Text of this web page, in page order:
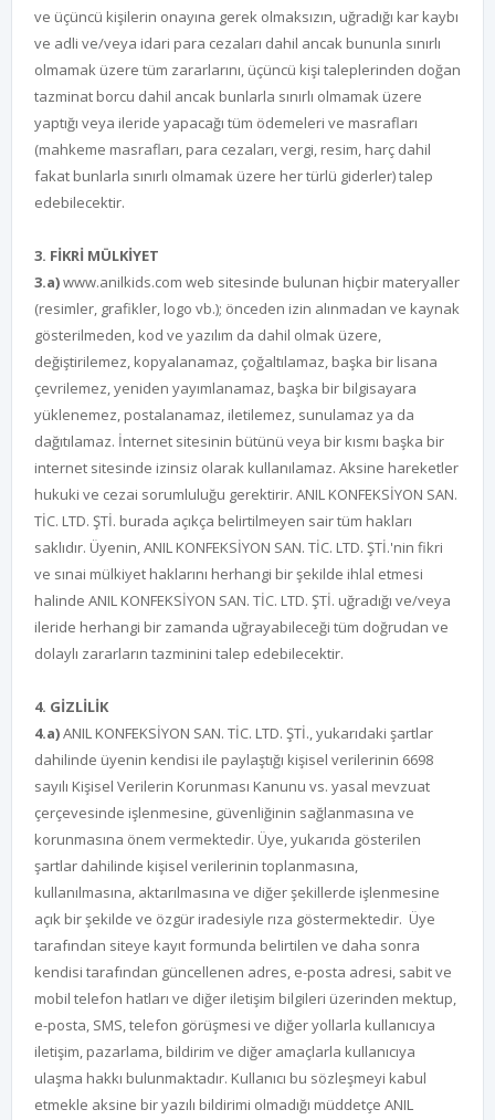
ve üçüncü kişilerin onayına gerek olmaksızın, uğradığı kar kaybı
ve adli ve/veya idari para cezaları dahil ancak bununla sınırlı
olmamak üzere tüm zararlarını, üçüncü kişi taleplerinden doğan
tazminat borcu dahil ancak bunlarla sınırlı olmamak üzere
yaptığı veya ileride yapacağı tüm ödemeleri ve masrafları
(mahkeme masrafları, para cezaları, vergi, resim, harç dahil
fakat bunlarla sınırlı olmamak üzere her türlü giderler) talep
edebilecektir.
3. FİKRİ MÜLKİYET
3.a)www.anilkids.com web sitesinde bulunan hiçbir materyaller
(resimler, grafikler, logo vb.); önceden izin alınmadan ve kaynak
gösterilmeden, kod ve yazılım da dahil olmak üzere,
değiştirilemez, kopyalanamaz, çoğaltılamaz, başka bir lisana
çevrilemez, yeniden yayımlanamaz, başka bir bilgisayara
yüklenemez, postalanamaz, iletilemez, sunulamaz ya da
dağıtılamaz. İnternet sitesinin bütünü veya bir kısmı başka bir
internet sitesinde izinsiz olarak kullanılamaz. Aksine hareketler
hukuki ve cezai sorumluluğu gerektirir. ANIL KONFEKSİYON SAN.
TİC. LTD. ŞTİ. burada açıkça belirtilmeyen sair tüm hakları
saklıdır. Üyenin, ANIL KONFEKSİYON SAN. TİC. LTD. ŞTİ.'nin fikri
ve sınai mülkiyet haklarını herhangi bir şekilde ihlal etmesi
halinde ANIL KONFEKSİYON SAN. TİC. LTD. ŞTİ. uğradığı ve/veya
ileride herhangi bir zamanda uğrayabileceği tüm doğrudan ve
dolaylı zararların tazminini talep edebilecektir.
4. GİZLİLİK
4.a)ANIL KONFEKSİYON SAN. TİC. LTD. ŞTİ., yukarıdaki şartlar
dahilinde üyenin kendisi ile paylaştığı kişisel verilerinin 6698
sayılı Kişisel Verilerin Korunması Kanunu vs. yasal mevzuat
çerçevesinde işlenmesine, güvenliğinin sağlanmasına ve
korunmasına önem vermektedir. Üye, yukarıda gösterilen
şartlar dahilinde kişisel verilerinin toplanmasına,
kullanılmasına, aktarılmasına ve diğer şekillerde işlenmesine
açık bir şekilde ve özgür iradesiyle rıza göstermektedir. Üye
tarafından siteye kayıt formunda belirtilen ve daha sonra
kendisi tarafından güncellenen adres, e-posta adresi, sabit ve
mobil telefon hatları ve diğer iletişim bilgileri üzerinden mektup,
e-posta, SMS, telefon görüşmesi ve diğer yollarla kullanıcıya
iletişim, pazarlama, bildirim ve diğer amaçlarla kullanıcıya
ulaşma hakkı bulunmaktadır. Kullanıcı bu sözleşmeyi kabul
etmekle aksine bir yazılı bildirimi olmadığı müddetçe ANIL